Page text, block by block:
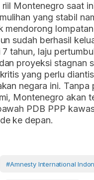
Montenegro saat
yang stabil
mendorong
sudah berhasil
tahun, laju
proyeksi stagnan
yang perlu
negara ini. Tanpa
Montenegro akan
PDB PPP
ke depan.
#Amnesty International